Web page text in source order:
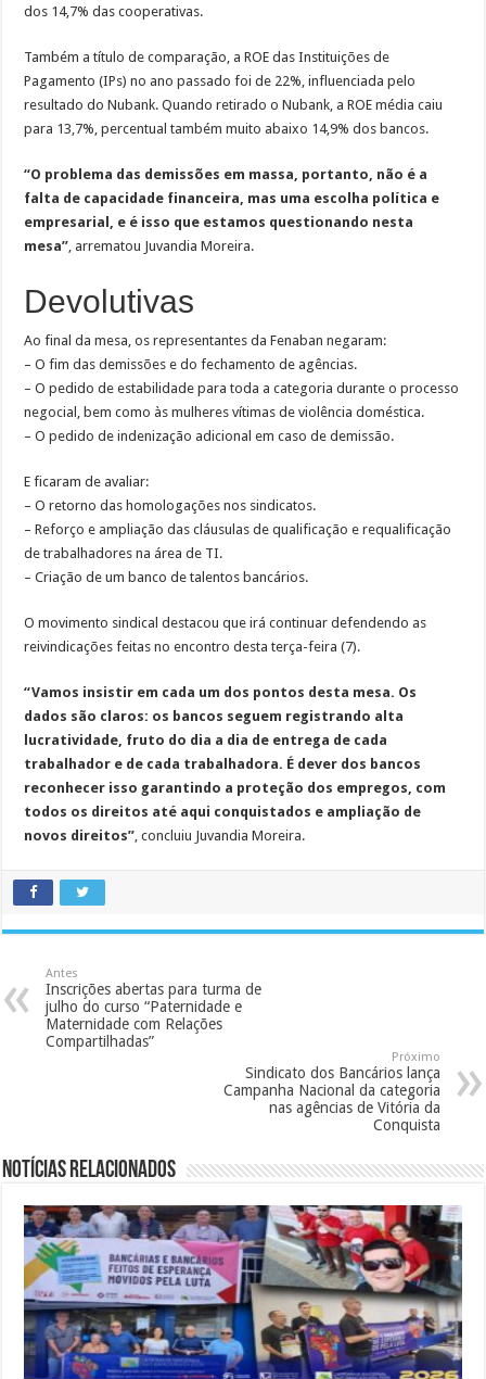
dos 14,7% das cooperativas.
Também a título de comparação, a ROE das Instituições de
Pagamento (IPs) no ano passado foi de 22%, influenciada pelo
resultado do Nubank. Quando retirado o Nubank, a ROE média caiu
para 13,7%, percentual também muito abaixo 14,9% dos bancos.
“O problema das demissões em massa, portanto, não é a
falta de capacidade financeira, mas uma escolha política e
empresarial, e é isso que estamos questionando nesta
mesa”, arrematou Juvandia Moreira.
Devolutivas
Ao final da mesa, os representantes da Fenaban negaram:
– O fim das demissões e do fechamento de agências.
– O pedido de estabilidade para toda a categoria durante o processo
negocial, bem como às mulheres vítimas de violência doméstica.
– O pedido de indenização adicional em caso de demissão.
E ficaram de avaliar:
– O retorno das homologações nos sindicatos.
– Reforço e ampliação das cláusulas de qualificação e requalificação
de trabalhadores na área de TI.
– Criação de um banco de talentos bancários.
O movimento sindical destacou que irá continuar defendendo as
reivindicações feitas no encontro desta terça-feira (7).
“Vamos insistir em cada um dos pontos desta mesa. Os
dados são claros: os bancos seguem registrando alta
lucratividade, fruto do dia a dia de entrega de cada
trabalhador e de cada trabalhadora. É dever dos bancos
reconhecer isso garantindo a proteção dos empregos, com
todos os direitos até aqui conquistados e ampliação de
novos direitos”, concluiu Juvandia Moreira.
Antes
Inscrições abertas para turma de
julho do curso “Paternidade e
Maternidade com Relações
Compartilhadas”
Próximo
Sindicato dos Bancários lança
Campanha Nacional da categoria
nas agências de Vitória da
Conquista
Notícias Relacionados